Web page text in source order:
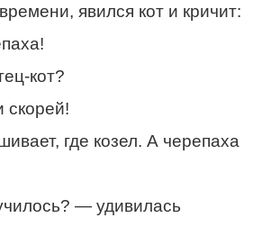
явился кот и кричит:
кот?
где козел. А черепаха
— удивилась